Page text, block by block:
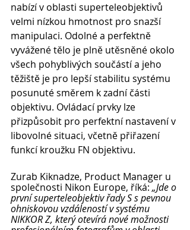
nabízí v oblasti superteleobjektivů
velmi nízkou hmotnost pro snazší
manipulaci. Odolné a perfektně
vyvážené tělo je plně utěsněné okolo
všech pohyblivých součástí a jeho
těžiště je pro lepší stabilitu systému
posunuté směrem k zadní části
objektivu. Ovládací prvky lze
přizpůsobit pro perfektní nastavení v
libovolné situaci, včetně přiřazení
funkcí kroužku FN objektivu.
Zurab Kiknadze, Product Manager u
společnosti Nikon Europe, říká: „Jde o
první superteleobjektiv řady S s pevnou
ohniskovou vzdáleností v systému
NIKKOR Z, který otevírá nové možnosti